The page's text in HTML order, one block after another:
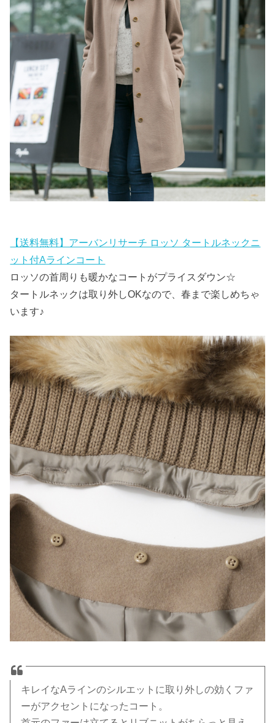
【送料無料】アーバンリサーチ ロッソ タートルネックニ
ット付Aラインコート
ロッソの首周りも暖かなコートがプライスダウン☆
タートルネックは取り外しOKなので、春まで楽しめちゃ
います♪
キレイなAラインのシルエットに取り外しの効くファ
ーがアクセントになったコート。